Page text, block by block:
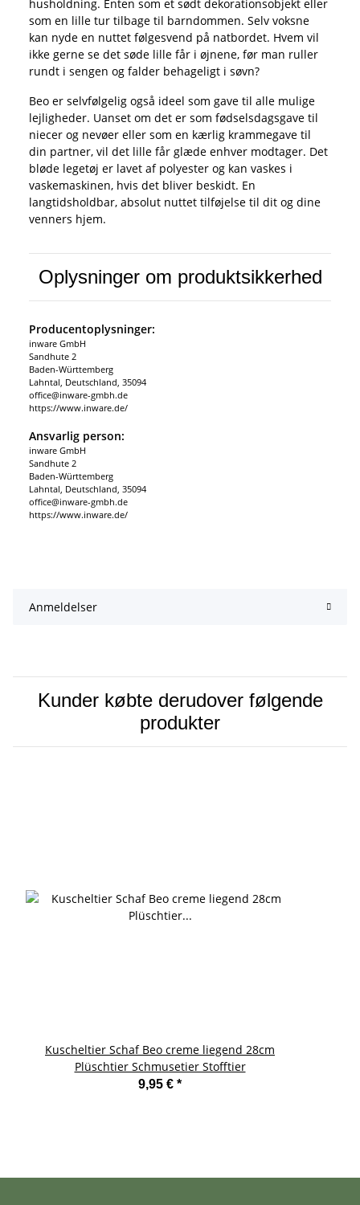
husholdning. Enten som et sødt dekorationsobjekt eller
som en lille tur tilbage til barndommen. Selv voksne
kan nyde en nuttet følgesvend på natbordet. Hvem vil
ikke gerne se det søde lille får i øjnene, før man ruller
rundt i sengen og falder behageligt i søvn?
Beo er selvfølgelig også ideel som gave til alle mulige
lejligheder. Uanset om det er som fødselsdagsgave til
niecer og nevøer eller som en kærlig krammegave til
din partner, vil det lille får glæde enhver modtager. Det
bløde legetøj er lavet af polyester og kan vaskes i
vaskemaskinen, hvis det bliver beskidt. En
langtidsholdbar, absolut nuttet tilføjelse til dit og dine
venners hjem.
Oplysninger om produktsikkerhed
Producentoplysninger:
inware GmbH
Sandhute 2
Baden-Württemberg
Lahntal, Deutschland, 35094
office@inware-gmbh.de
https://www.inware.de/
Ansvarlig person:
inware GmbH
Sandhute 2
Baden-Württemberg
Lahntal, Deutschland, 35094
office@inware-gmbh.de
https://www.inware.de/
Anmeldelser
Kunder købte derudover følgende
produkter
Kuscheltier Schaf Beo creme liegend 28cm
Plüschtier Schmusetier Stofftier
9,95 € *